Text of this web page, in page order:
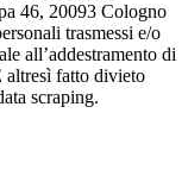
46, 20093 Cologno
trasmessi e/o
all’addestramento di
altresì fatto divieto
scraping.